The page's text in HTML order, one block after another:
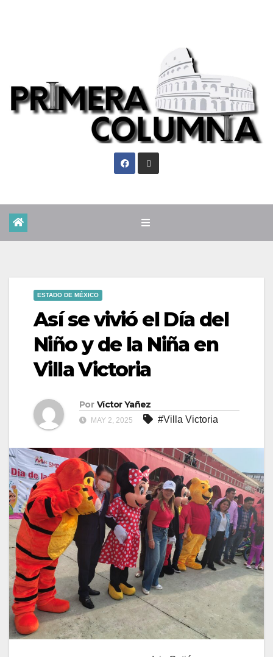
ESTADO DE MÉXICO
Así se vivió el Día del
Niño y de la Niña en
Villa Victoria
Por Víctor Yañez
MAY 2, 2025 #Villa Victoria